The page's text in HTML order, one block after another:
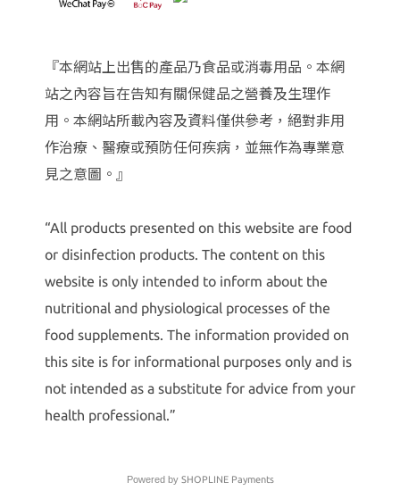
『本網站上出售的產品乃食品或消毒用品。本網
站之內容旨在告知有關保健品之營養及生理作
用。本網站所載內容及資料僅供參考，絕對非用
作治療、醫療或預防任何疾病，並無作為專業意
見之意圖。』
“All products presented on this website are food
or disinfection products. The content on this
website is only intended to inform about the
nutritional and physiological processes of the
food supplements. The information provided on
this site is for informational purposes only and is
not intended as a substitute for advice from your
health professional.”
Powered by SHOPLINE Payments